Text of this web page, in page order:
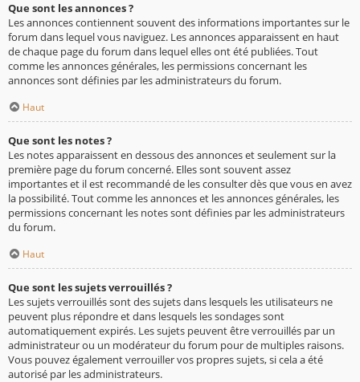
Que sont les annonces ?
Les annonces contiennent souvent des informations importantes sur le
forum dans lequel vous naviguez. Les annonces apparaissent en haut
de chaque page du forum dans lequel elles ont été publiées. Tout
comme les annonces générales, les permissions concernant les
annonces sont définies par les administrateurs du forum.
Haut
Que sont les notes ?
Les notes apparaissent en dessous des annonces et seulement sur la
première page du forum concerné. Elles sont souvent assez
importantes et il est recommandé de les consulter dès que vous en avez
la possibilité. Tout comme les annonces et les annonces générales, les
permissions concernant les notes sont définies par les administrateurs
du forum.
Haut
Que sont les sujets verrouillés ?
Les sujets verrouillés sont des sujets dans lesquels les utilisateurs ne
peuvent plus répondre et dans lesquels les sondages sont
automatiquement expirés. Les sujets peuvent être verrouillés par un
administrateur ou un modérateur du forum pour de multiples raisons.
Vous pouvez également verrouiller vos propres sujets, si cela a été
autorisé par les administrateurs.